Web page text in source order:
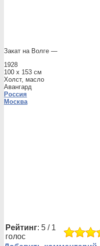
Закат на Волге —
1928
100 х 153 см
Холст, масло
Авангард
Россия
Москва
Рейтинг: 5 / 1
голос